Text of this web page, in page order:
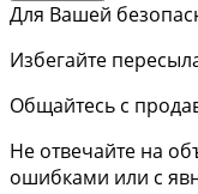
Для Вашей
Избегайте
Общайтесь с
Не отвечайте на
ошибками или с